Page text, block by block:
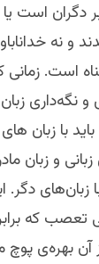
دگران است یا
و نه
است. زمانی
نگه‌داری
باید با
و زبان
تعصب که
بهره‌ی پوچ